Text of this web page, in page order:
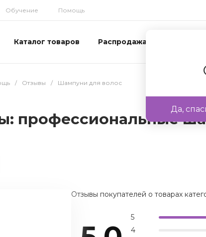
Обучение Помощь
Да,
Каталог товаров Распродажа
/ Отзывы / Шампуни для волос
профессиональные
Отзывы покупателей о товарах
5
4